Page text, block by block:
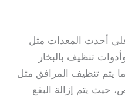
أحدث المعدات مثل
تنظيف بالبخار
يتم تنظيف المرافق مثل
حيث يتم إزالة البقع